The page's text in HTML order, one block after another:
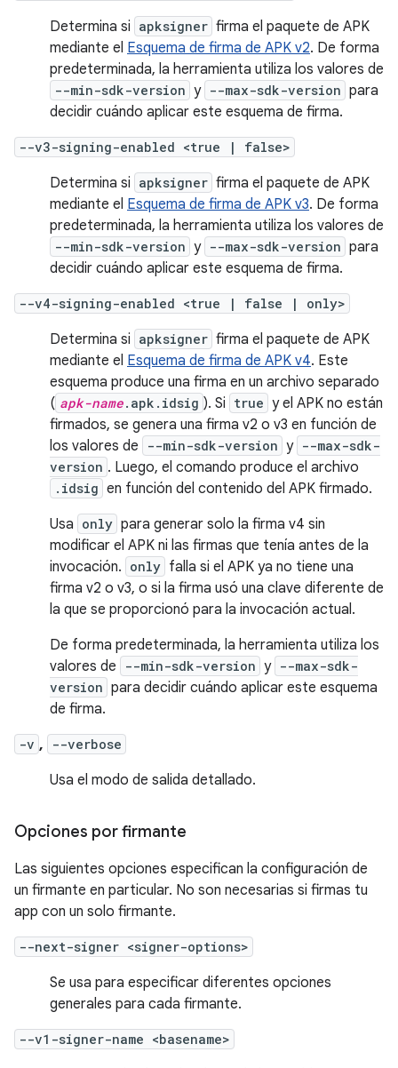
Determina si apksigner firma el paquete de APK
mediante el Esquema de firma de APK v2. De forma
predeterminada, la herramienta utiliza los valores de
--min-sdk-version y --max-sdk-version para
decidir cuándo aplicar este esquema de firma.
--v3-signing-enabled <true | false>
Determina si apksigner firma el paquete de APK
mediante el Esquema de firma de APK v3. De forma
predeterminada, la herramienta utiliza los valores de
--min-sdk-version y --max-sdk-version para
decidir cuándo aplicar este esquema de firma.
--v4-signing-enabled <true | false | only>
Determina si apksigner firma el paquete de APK
mediante el Esquema de firma de APK v4. Este
esquema produce una firma en un archivo separado
( apk-name.apk.idsig ). Si true y el APK no están
firmados, se genera una firma v2 o v3 en función de
los valores de
--min-sdk-version y --max-sdk-
version . Luego, el comando produce el archivo
.idsig en función del contenido del APK firmado.
Usa only para generar solo la firma v4 sin
modificar el APK ni las firmas que tenía antes de la
invocación. only falla si el APK ya no tiene una
firma v2 o v3, o si la firma usó una clave diferente de
la que se proporcionó para la invocación actual.
De forma predeterminada, la herramienta utiliza los
valores de
--min-sdk-version y --max-sdk-
version para decidir cuándo aplicar este esquema
de firma.
-v , --verbose
Usa el modo de salida detallado.
Opciones por firmante
Las siguientes opciones especifican la configuración de
un firmante en particular. No son necesarias si firmas tu
app con un solo firmante.
--next-signer <signer-options>
Se usa para especificar diferentes opciones
generales para cada firmante.
--v1-signer-name <basename>